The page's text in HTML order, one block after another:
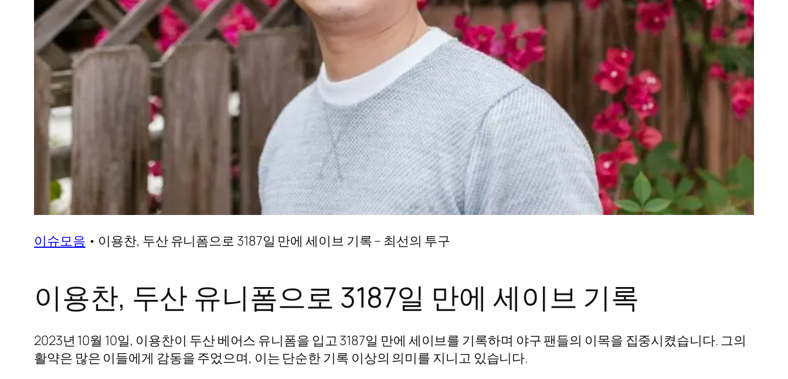
이슈모음 • 이용찬, 두산 유니폼으로 3187일 만에 세이브 기록 – 최선의 투구
이용찬, 두산 유니폼으로 3187일 만에 세이브 기록
2023년 10월 10일, 이용찬이 두산 베어스 유니폼을 입고 3187일 만에 세이브를 기록하며 야구 팬들의 이목을 집중시켰습니다. 그의
활약은 많은 이들에게 감동을 주었으며, 이는 단순한 기록 이상의 의미를 지니고 있습니다.